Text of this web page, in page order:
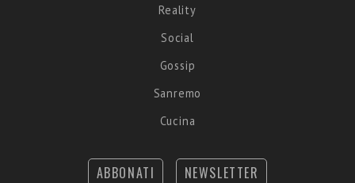
Reality
Social
Gossip
Sanremo
Cucina
ABBONATI NEWSLETTER